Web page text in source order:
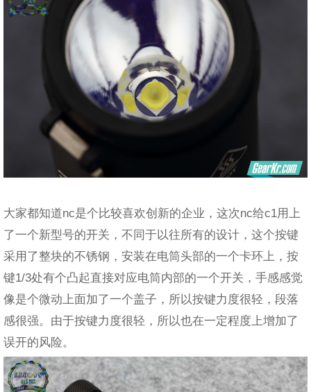
大家都知道nc是个比较喜欢创新的企业，这次nc给c1用上
了一个新型号的开关，不同于以往所有的设计，这个按键
采用了整块的不锈钢，安装在电筒头部的一个卡环上，按
键1/3处有个凸起直接对应电筒内部的一个开关，手感感觉
像是个微动上面加了一个盖子，所以按键力度很轻，段落
感很强。由于按键力度很轻，所以也在一定程度上增加了
误开的风险。